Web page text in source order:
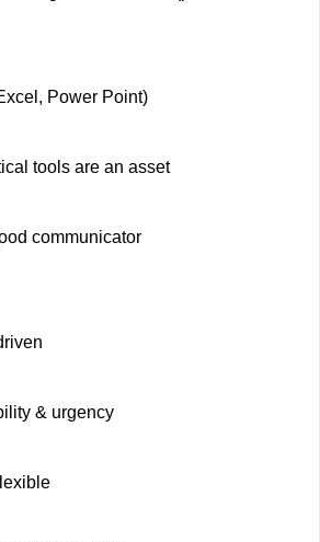
Power Point)
tools are an asset
communicator
& urgency